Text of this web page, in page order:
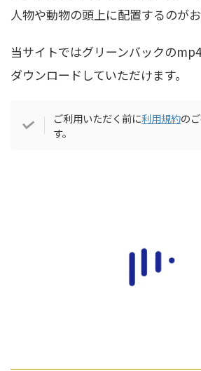
人物や動物の頭上に配置するのがお
当サイトではグリーンバックの
ダウンロードしていただけます。
ご利用いただく前に利用規約の
す。